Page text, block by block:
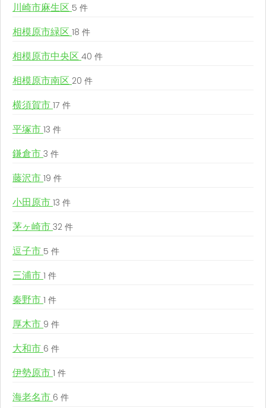
川崎市麻生区 5 件
相模原市緑区 18 件
相模原市中央区 40 件
相模原市南区 20 件
横須賀市 17 件
平塚市 13 件
鎌倉市 3 件
藤沢市 19 件
小田原市 13 件
茅ヶ崎市 32 件
逗子市 5 件
三浦市 1 件
秦野市 1 件
厚木市 9 件
大和市 6 件
伊勢原市 1 件
海老名市 6 件